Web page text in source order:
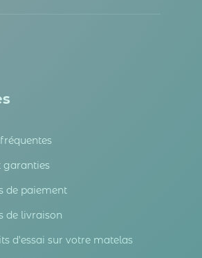
garanties
de paiement
de livraison
d'essai sur votre matelas